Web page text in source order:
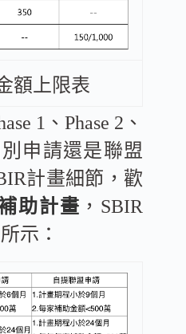
額上限表
1、Phase 2、
申請還是聯盟
計畫細節，歡
助計畫 ，SBIR
示：